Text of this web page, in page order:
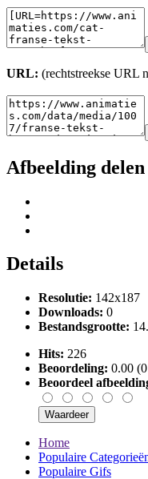
URL: (rechtstreekse URL
Afbeelding delen
Details
Resolutie: 142x187
Downloads: 0
Bestandsgrootte:
Hits: 226
Beoordeling: 0.00
Beoordeel
Home
Populaire
Populaire Gifs